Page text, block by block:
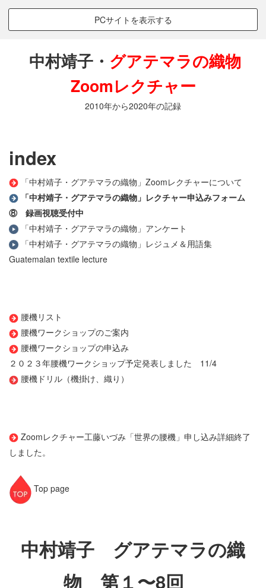
PCサイトを表示する
中村靖子・ グアテマラの織物
Zoomレクチャー
2010年から2020年の記録
index
「中村靖子・グアテマラの織物」Zoomレクチャーについて
「中村靖子・グアテマラの織物」レクチャー申込みフォーム
⑧ 録画視聴受付中
「中村靖子・グアテマラの織物」アンケート
「中村靖子・グアテマラの織物」レジュメ＆用語集
Guatemalan textile lecture
腰機リスト
腰機ワークショップのご案内
腰機ワークショップの申込み
２０２３年腰機ワークショップ予定発表しました 11/4
腰機ドリル（機掛け、織り）
Zoomレクチャー工藤いづみ「世界の腰機」申し込み詳細終了
しました。
Top page
中村靖子 グアテマラの織
物 第１〜8回